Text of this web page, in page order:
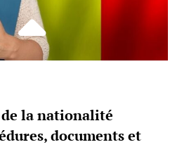
la nationalité
documents et